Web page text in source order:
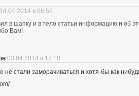
14.04.2014 в 08:55
в шапку и в тело статьи информацию и об
Вам!
03.04.2014 в 17:10
не стали заморачиваться и хотя-бы как